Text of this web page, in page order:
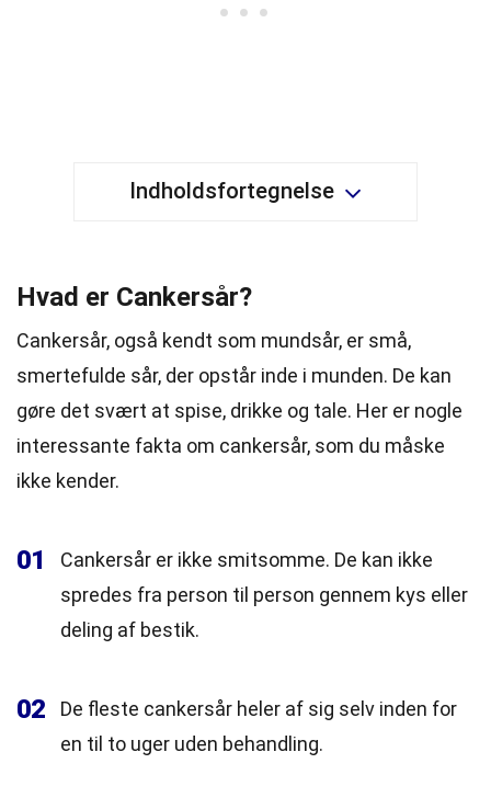
Indholdsfortegnelse
Hvad er Cankersår?
Cankersår, også kendt som mundsår, er små,
smertefulde sår, der opstår inde i munden. De kan
gøre det svært at spise, drikke og tale. Her er nogle
interessante fakta om cankersår, som du måske
ikke kender.
01
Cankersår er ikke smitsomme. De kan ikke
spredes fra person til person gennem kys eller
deling af bestik.
02
De fleste cankersår heler af sig selv inden for
en til to uger uden behandling.